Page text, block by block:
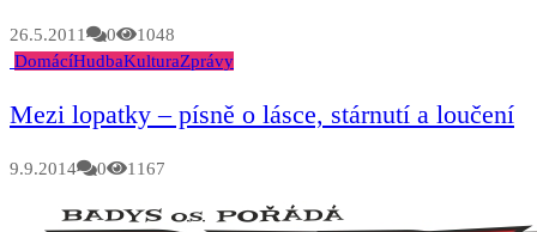
26.5.2011 0
1048
DomácíHudbaKulturaZprávy
Mezi lopatky – písně o lásce, stárnutí a loučení
9.9.2014 0 1167